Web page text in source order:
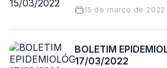
15 de março de 2022
BOLETIM
17/03/2022